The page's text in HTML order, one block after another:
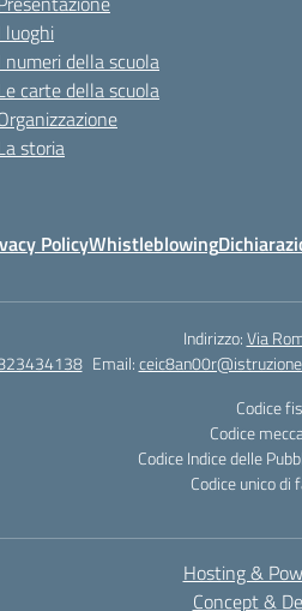
luoghi
numeri della scuola
carte della scuola
storia
PolicyWhistleblowing
Indirizzo:Via
Email:
Codice
Codice
Codice Indice delle
Codice unico di
Hosting &
Concept &